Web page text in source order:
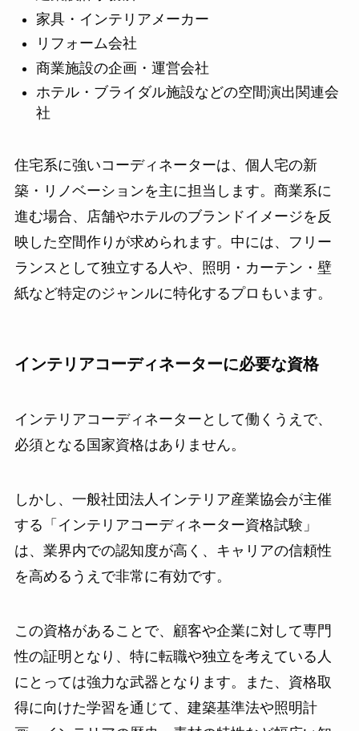
家具・インテリアメーカー
リフォーム会社
商業施設の企画・運営会社
ホテル・ブライダル施設などの空間演出関連会
社
住宅系に強いコーディネーターは、個人宅の新
築・リノベーションを主に担当します。商業系に
進む場合、店舗やホテルのブランドイメージを反
映した空間作りが求められます。中には、フリー
ランスとして独立する人や、照明・カーテン・壁
紙など特定のジャンルに特化するプロもいます。
インテリアコーディネーターに必要な資格
インテリアコーディネーターとして働くうえで、
必須となる国家資格はありません。
しかし、一般社団法人インテリア産業協会が主催
する「インテリアコーディネーター資格試験」
は、業界内での認知度が高く、キャリアの信頼性
を高めるうえで非常に有効です。
この資格があることで、顧客や企業に対して専門
性の証明となり、特に転職や独立を考えている人
にとっては強力な武器となります。また、資格取
得に向けた学習を通じて、建築基準法や照明計